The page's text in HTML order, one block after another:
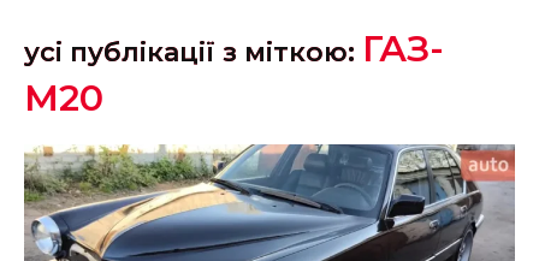
усі публікації з міткою: ГАЗ-
М20